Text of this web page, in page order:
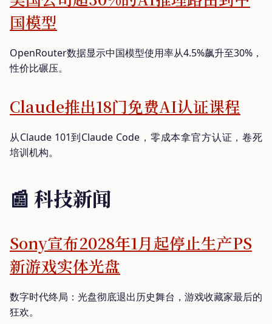
国模型
OpenRouter数据显示中国模型使用率从4.5%飙升至30%，
性价比碾压。
Claude推出18门免费AI认证课程
从Claude 101到Claude Code，零成本拿官方认证，卷死
培训机构。
📰 科技新闻
Sony宣布2028年1月起停止生产PS
新游戏实体光盘
数字时代终局：光盘彻底退出历史舞台，游戏收藏家最后的
狂欢。